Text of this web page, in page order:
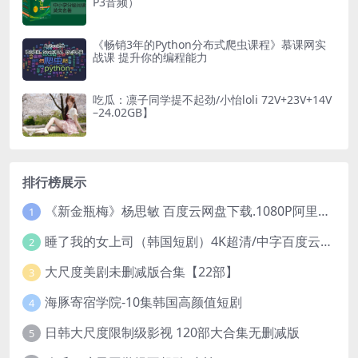
《畅销3年的Python分布式爬虫课程》慕课网实
战课 提升你的编程能力
吃瓜：凛子同学提不起劲/小怡loli 72V+23V+14V
–24.02GB】
排行榜展示
1 《新金瓶梅》杨思敏 百度云网盘下载.1080P阿里下载.国语中字.(1996)
2 睡了我的女上司（韩国短剧）4K超清/中字百度云网盘下载
3 大尺度美剧未删减版合集【22部】
4 海豚寄宿学院-10集韩国高颜值短剧
5 日韩大尺度限制级影视 120部大合集无删减版